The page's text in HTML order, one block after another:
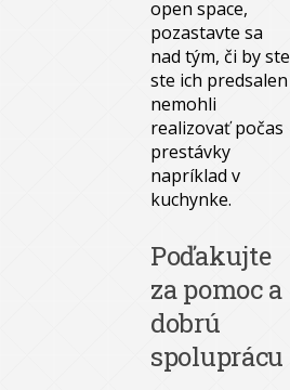
open space,
pozastavte sa
nad tým, či by ste
ste ich predsalen
nemohli
realizovať počas
prestávky
napríklad v
kuchynke.
Poďakujte
za pomoc a
dobrú
spoluprácu